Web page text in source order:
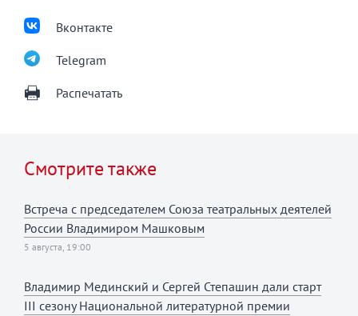
Вконтакте
Telegram
Распечатать
Смотрите также
Встреча с председателем Союза театральных деятелей
России Владимиром Машковым
5 августа, 19:00
Владимир Мединский и Сергей Степашин дали старт
III сезону Национальной литературной премии